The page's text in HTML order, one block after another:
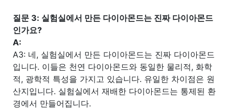
질문 3: 실험실에서 만든 다이아몬드는 진짜 다이아몬드
인가요?
A:
A3: 네, 실험실에서 만든 다이아몬드는 진짜 다이아몬드
입니다. 이들은 천연 다이아몬드와 동일한 물리적, 화학
적, 광학적 특성을 가지고 있습니다. 유일한 차이점은 원
산지입니다. 실험실에서 재배한 다이아몬드는 통제된 환
경에서 만들어집니다.